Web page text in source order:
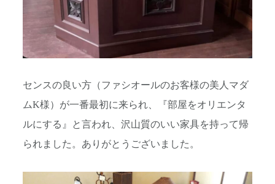
センスの良い方（ファシオールのお客様の美人マダ
ムK様）が一番最初に来られ、『部屋をオリエンタ
ルにする』と言われ、沢山質のいい家具を持って帰
られました。ありがとうございました。